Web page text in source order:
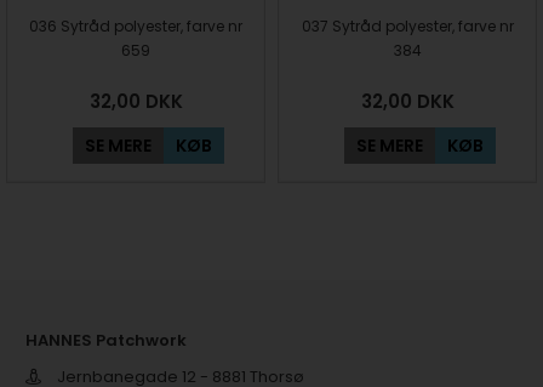
036 Sytråd polyester, farve nr
659
32,00 DKK
SE MERE KØB
037 Sytråd polyester, farve nr
384
32,00 DKK
SE MERE KØB
HANNES Patchwork
Jernbanegade 12 - 8881 Thorsø